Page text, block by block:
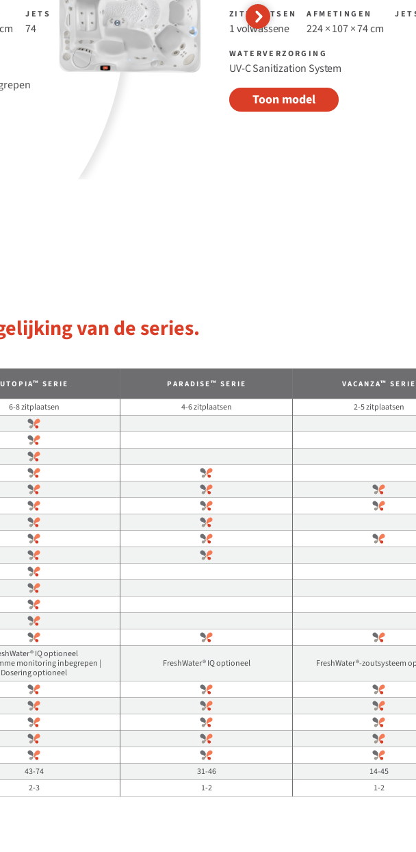
JETS
74
ZITPLAATSEN
1 volwassene
AFMETINGEN
224 × 107 × 74 cm
WATERVERZORGING
UV-C Sanitization System
Toon model
van de series.
UTOPIA™ SERIE PARADISE™ SERIE VACANZA™ SERIE
6-8 zitplaatsen 4-6 zitplaatsen
2-5 zitplaatsen
IQ optioneel
monitoring inbegrepen |
Dosering optioneel
FreshWater® IQ optioneel FreshWater®-zoutsysteem
43-74 31-46
14-45
2-3 1-2 1-2